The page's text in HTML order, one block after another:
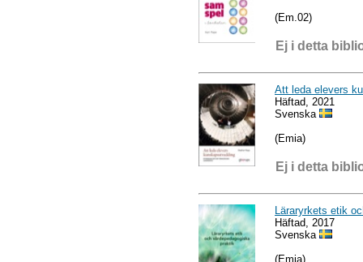
(Em.02)
Ej i detta
Att leda elevers
Häftad, 2021
Svenska
(Emia)
Ej i detta
Läraryrkets etik
Häftad, 2017
Svenska
(Emia)